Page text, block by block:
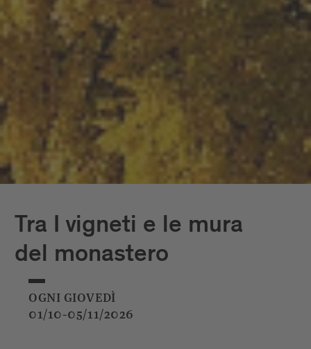
Tra I vigneti e le mura
del monastero
OGNI GIOVEDÌ
01/10-05/11/2026